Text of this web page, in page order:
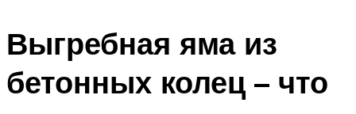
Выгребная яма из
бетонных колец – что